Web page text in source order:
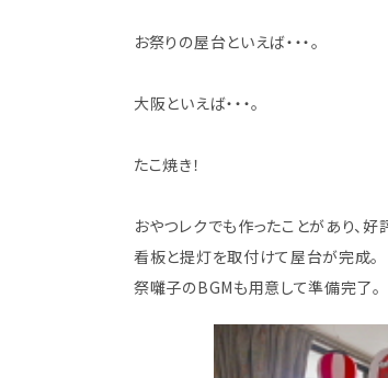
お祭りの屋台といえば・・・。
大阪といえば・・・。
たこ焼き！
おやつレクでも作ったことがあり、好
看板と提灯を取付けて屋台が完成。
祭囃子のBGMも用意して準備完了。